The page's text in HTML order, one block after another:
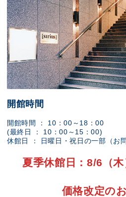
開館時間
開館時間 ： 10：00～18：00
(最終日 ： 10：00～15：00)
休館日 ： 日曜日・祝日の一部（お
夏季休館日：8/6（木
価格改定の